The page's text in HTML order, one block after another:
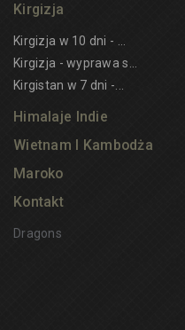
Kirgizja
Kirgizja w 10 dni - ...
Kirgizja - wyprawa s...
Kirgistan w 7 dni -...
Himalaje Indie
Wietnam I Kambodża
Maroko
Kontakt
Dragons